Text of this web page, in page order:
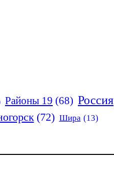
Районы 19 (68) Россия
(72) Шира (13)